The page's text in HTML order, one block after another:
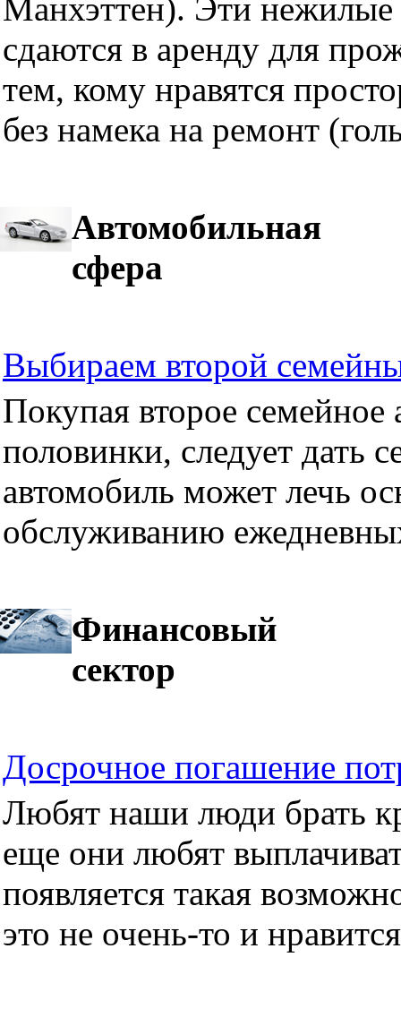
Манхэттен). Эти нежилые
сдаются в аренду для
тем, кому нравятся
без намека на ремонт
Автомобильная
сфера
Выбираем второй
Покупая второе семейное
половинки, следует дать
автомобиль может лечь
обслуживанию
Финансовый
сектор
Досрочное погашение
Любят наши люди брать
еще они любят
появляется такая
это не очень-то и